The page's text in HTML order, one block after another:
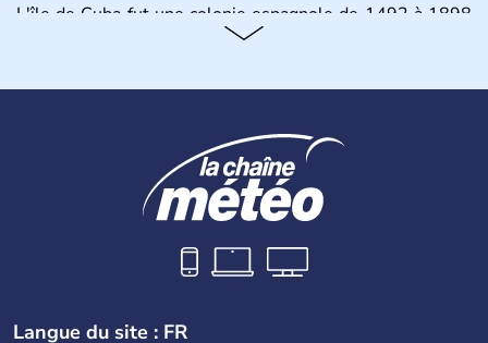
L'île de Cuba fut une colonie espagnole de 1492 à 1898
puis un Territoire des Etats-Unis jusqu'en 1902. Le 17
dirigé par le Parti communiste. Le pays est cependant
Aujourd'hui, l'embargo américain a été assoupli et le
tourisme bat son plein à Cuba.
Langue du site : FR